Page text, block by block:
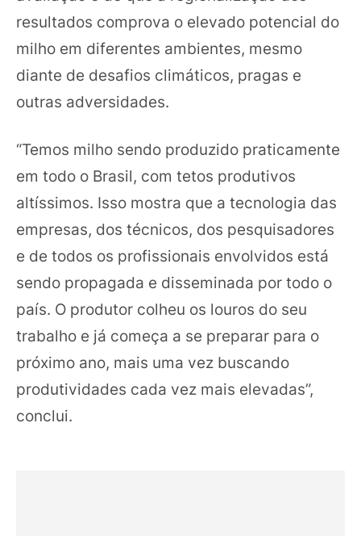
resultados comprova o elevado potencial do
milho em diferentes ambientes, mesmo
diante de desafios climáticos, pragas e
outras adversidades.
“Temos milho sendo produzido praticamente
em todo o Brasil, com tetos produtivos
altíssimos. Isso mostra que a tecnologia das
empresas, dos técnicos, dos pesquisadores
e de todos os profissionais envolvidos está
sendo propagada e disseminada por todo o
país. O produtor colheu os louros do seu
trabalho e já começa a se preparar para o
próximo ano, mais uma vez buscando
produtividades cada vez mais elevadas”,
conclui.